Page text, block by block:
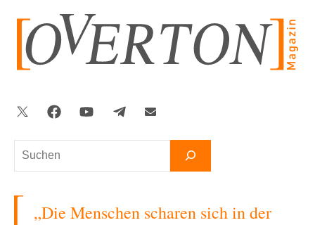
springen
Suchen
Twitter FacebookYouTubeTelegram
„Die Menschen scharen sich in der